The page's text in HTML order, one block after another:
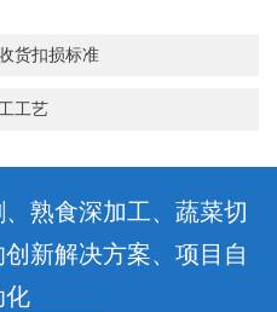
货扣损标准
工艺
熟食深加工、蔬菜切
新解决方案、项目自
化